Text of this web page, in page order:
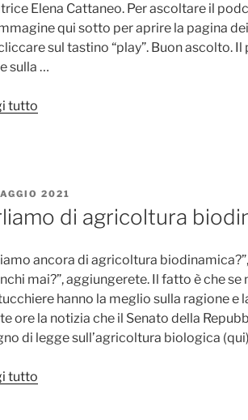
Elena Cattaneo. Per ascoltare il
qui sotto per aprire la pagina
sul tastino “play”. Buon ascolto.
sulla …
tutto
Cattaneo
Gianluca
Nicoletti”
2021
di agricoltura
ancora di agricoltura
mai?”, aggiungerete. Il fatto è che se
hanno la meglio sulla ragione e
ore la notizia che il Senato della
di legge sull’agricoltura biologica
tutto